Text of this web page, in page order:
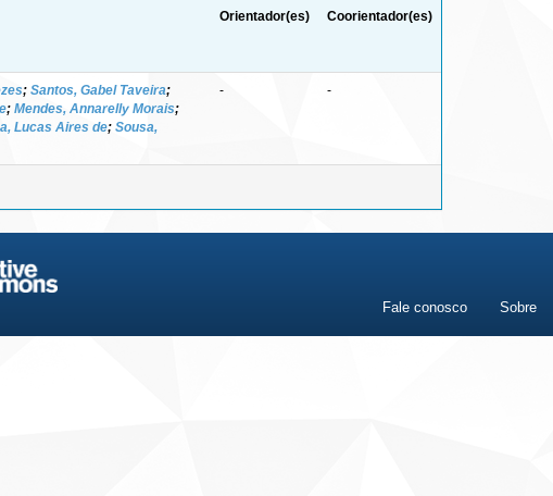
Orientador(es) Coorientador(es)
; Santos, Gabel Taveira;
; Mendes, Annarelly Morais;
Lucas Aires de; Sousa,
- -
Fale conosco Sobre